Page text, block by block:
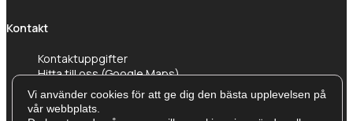
Kontakt
Kontaktuppgifter
Hitta till oss (Google Maps)
Vi använder cookies för att ge dig den bästa upplevelsen på
vår webbplats.